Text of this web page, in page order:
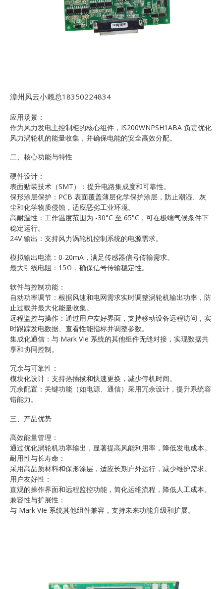
漳州风云小赖总18350224834
应用场景：
作为风力发电主控制柜的核心组件，IS200WNPSH1ABA 负责优化
风力涡轮机的能量收集，并确保电能的安全高效分配。
二、核心功能与特性
硬件设计：
表面贴装技术（SMT）：提升电路集成度和可靠性。
保形涂层保护：PCB 表面覆盖薄层化学保护涂层，防止潮湿、灰
尘和化学物质侵蚀，适应恶劣工业环境。
高耐温性：工作温度范围为 -30°C 至 65°C，可在极端气候条件下
稳定运行。
24V 输出：支持风力涡轮机控制系统的电源需求。
模拟输出电流：0-20mA，满足传感器信号传输需求。
最大引线电阻：15Ω，确保信号传输稳定性。
软件与控制功能：
自动功率调节：根据风速和电网需求实时调整涡轮机输出功率，防
止过载并最大化能量收集。
远程监控与操作：通过用户友好界面，支持移动设备远程访问，实
时跟踪发电数据、查看性能指标并调整参数。
集成化通信：与 Mark VIe 系统的其他组件无缝对接，实现数据共
享和协同控制。
冗余与可靠性：
模块化设计：支持热插拔和快速更换，减少停机时间。
冗余配置：关键功能（如电源、通信）采用冗余设计，提升系统容
错能力。
三、产品优势
高效能量管理：
通过优化涡轮机功率输出，显著提高风能利用率，降低发电成本。
耐用性与长寿命：
采用高品质材料和保形涂层，适应长期户外运行，减少维护需求。
用户友好性：
直观的操作界面和远程监控功能，简化运维流程，降低人工成本。
兼容性与扩展性：
与 Mark VIe 系统其他组件兼容，支持未来功能升级和扩展。